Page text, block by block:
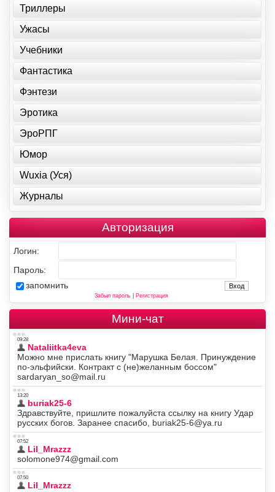
Триллеры
Ужасы
Учебники
Фантастика
Фэнтези
Эротика
ЭроРПГ
Юмор
Wuxia (Уся)
Журналы
Авторизация
Логин:
Пароль:
запомнить
Забыл пароль| Регистрация
Мини-чат